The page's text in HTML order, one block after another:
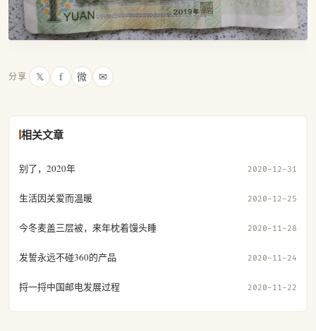
分享 𝕏 f 微 ✉
相关文章
别了，2020年 2020-12-31
生活因关爱而温暖 2020-12-25
今冬麦盖三层被，来年枕着馒头睡 2020-11-28
发誓永远不碰360的产品 2020-11-24
捋一捋中国邮电发展过程 2020-11-22